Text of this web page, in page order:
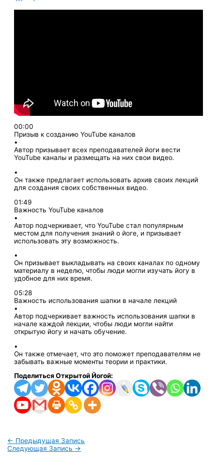
00:00
Призыв к созданию YouTube каналов
•
Автор призывает всех преподавателей йоги вести
YouTube каналы и размещать на них свои видео.
•
Он также предлагает использовать архив своих лекций
для создания своих собственных видео.
01:49
Важность YouTube каналов
•
Автор подчеркивает, что YouTube стал популярным
местом для получения знаний о йоге, и призывает
использовать эту возможность.
•
Он призывает выкладывать на своих каналах по одному
материалу в неделю, чтобы люди могли изучать йогу в
удобное для них время.
05:28
Важность использования шапки в начале лекций
•
Автор подчеркивает важность использования шапки в
начале каждой лекции, чтобы люди могли найти
открытую йогу и начать обучение.
•
Он также отмечает, что это поможет преподавателям не
забывать важные моменты теории и практики.
Поделиться Открытой Йогой:
← Предыдущая Запись
Следующая Запись →